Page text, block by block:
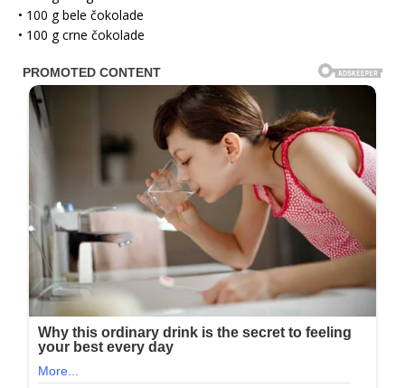
• 100 g bele čokolade
• 100 g crne čokolade